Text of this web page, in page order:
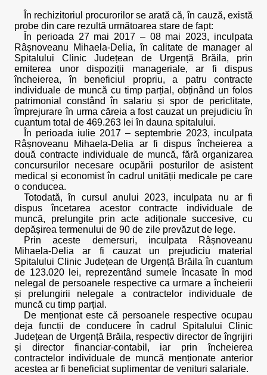
În rechizitoriul procurorilor se arată că, în cauză, există
probe din care rezultă următoarea stare de fapt:
În perioada 27 mai 2017 – 08 mai 2023, inculpata
Râșnoveanu Mihaela-Delia, în calitate de manager al
Spitalului Clinic Județean de Urgență Brăila, prin
emiterea unor dispoziții manageriale, ar fi dispus
încheierea, în beneficiul propriu, a patru contracte
individuale de muncă cu timp parțial, obținând un folos
patrimonial constând în salariu și spor de periclitate,
împrejurare în urma căreia a fost cauzat un prejudiciu în
cuantum total de 469.263 lei în dauna spitalului.
În perioada iulie 2017 – septembrie 2023, inculpata
Râșnoveanu Mihaela-Delia ar fi dispus încheierea a
două contracte individuale de muncă, fără organizarea
concursurilor necesare ocupării posturilor de asistent
medical și economist în cadrul unității medicale pe care
o conducea.
Totodată, în cursul anului 2023, inculpata nu ar fi
dispus încetarea acestor contracte individuale de
muncă, prelungite prin acte adiționale succesive, cu
depășirea termenului de 90 de zile prevăzut de lege.
Prin aceste demersuri, inculpata Râșnoveanu
Mihaela-Delia ar fi cauzat un prejudiciu material
Spitalului Clinic Județean de Urgență Brăila în cuantum
de 123.020 lei, reprezentând sumele încasate în mod
nelegal de persoanele respective ca urmare a încheierii
și prelungirii nelegale a contractelor individuale de
muncă cu timp parțial.
De menționat este că persoanele respective ocupau
deja funcții de conducere în cadrul Spitalului Clinic
Județean de Urgență Brăila, respectiv director de îngrijiri
și director financiar-contabil, iar prin încheierea
contractelor individuale de muncă menționate anterior
acestea ar fi beneficiat suplimentar de venituri salariale.